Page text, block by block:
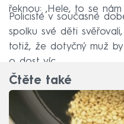
řeknou: ,Hele, to se nám
Policisté v současné
spolku své děti
totiž, že dotyčný muž
o dost víc.
Čtěte také